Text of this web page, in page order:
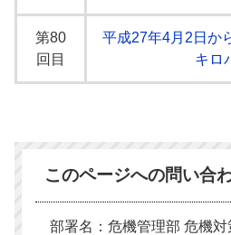
第80
回目
平成27年4月2日
キロ
このページへの問い合
部署名：危機管理部 危機対